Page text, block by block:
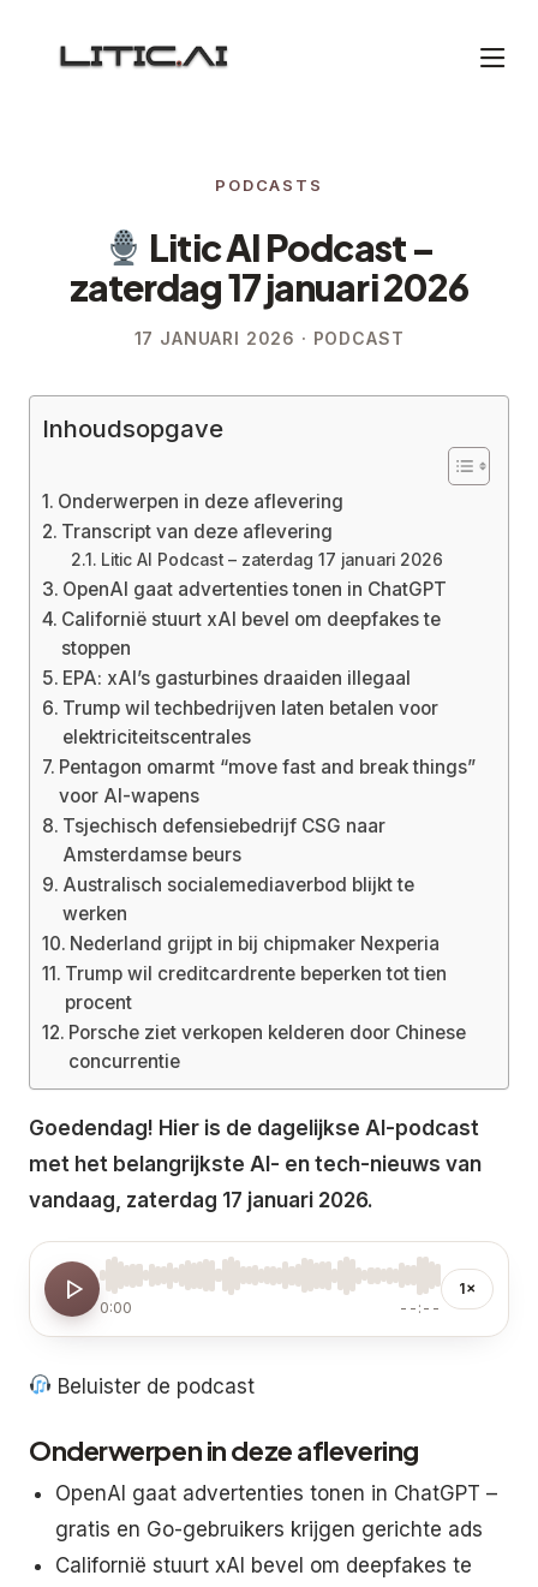
PODCASTS
Litic AI Podcast –
zaterdag 17 januari 2026
17 JANUARI 2026 · PODCAST
Inhoudsopgave
Onderwerpen in deze aflevering
Transcript van deze aflevering
Litic AI Podcast – zaterdag 17 januari 2026
OpenAI gaat advertenties tonen in ChatGPT
Californië stuurt xAI bevel om deepfakes te
stoppen
EPA: xAI’s gasturbines draaiden illegaal
Trump wil techbedrijven laten betalen voor
elektriciteitscentrales
Pentagon omarmt “move fast and break things”
voor AI-wapens
Tsjechisch defensiebedrijf CSG naar
Amsterdamse beurs
Australisch socialemediaverbod blijkt te
werken
Nederland grijpt in bij chipmaker Nexperia
Trump wil creditcardrente beperken tot tien
procent
Porsche ziet verkopen kelderen door Chinese
concurrentie
Goedendag! Hier is de dagelijkse AI-podcast
met het belangrijkste AI- en tech-nieuws van
vandaag, zaterdag 17 januari 2026.
0:00 --:--
1×
Beluister de podcast
Onderwerpen in deze aflevering
OpenAI gaat advertenties tonen in ChatGPT –
gratis en Go-gebruikers krijgen gerichte ads
Californië stuurt xAI bevel om deepfakes te